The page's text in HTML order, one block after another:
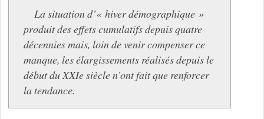
La situation d’« hiver démographique »
produit des effets cumulatifs depuis quatre
décennies mais, loin de venir compenser ce
manque, les élargissements réalisés depuis le
début du XXIe siècle n’ont fait que renforcer
la tendance.